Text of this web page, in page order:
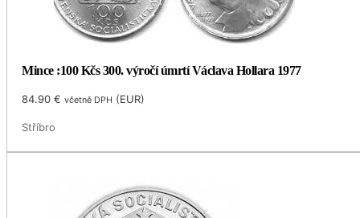
Mince :100 Kčs 300. výročí úmrtí Václava Hollara 1977
84.90€ včetně DPH (EUR)
Stříbro